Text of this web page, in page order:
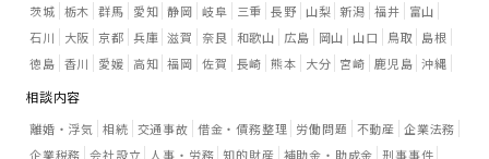
茨城 栃木 群馬 愛知 静岡 岐阜 三重 長野 山梨 新潟 福井
富山
石川
大阪 京都 兵庫 滋賀 奈良 和歌山 広島 岡山 山口 鳥取
島根
徳島 香川 愛媛 高知 福岡 佐賀 長崎 熊本 大分 宮崎 鹿児島 沖縄
相談内容
離婚・浮気 相続 交通事故 借金・債務整理 労働問題 不動産 企業法務
企業税務 会社設立 人事・労務 知的財産 補助金・助成金 刑事事件